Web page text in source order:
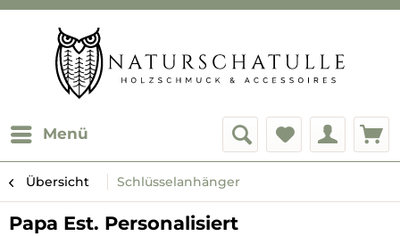
Menü
Übersicht Schlüsselanhänger
Papa Est. Personalisiert